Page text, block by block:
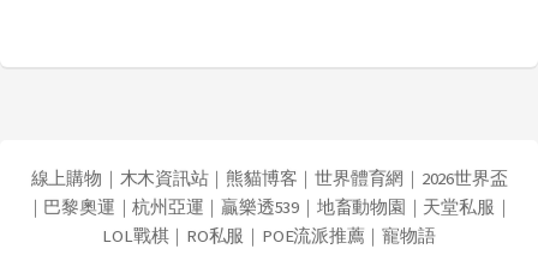
線上購物 ｜ 木木資訊站｜ 熊貓博客 ｜世界體育網 ｜ 2026世界盃
｜ 巴黎奧運 ｜杭州亞運 ｜贏樂透539｜ 地畜動物園 ｜ 天堂私服 ｜
LOL戰棋｜ RO私服 ｜ POE流派推薦 ｜寵物語